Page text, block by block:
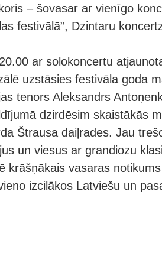
– šovasar ar vienīgo
festivālā”, Dzintaru
ar solokoncertu
uzstāsies festivāla goda
tenors Aleksandrs
dzirdēsim skaistākās
Štrausa daiļrades. Jau
un viesus ar grandiozu
krāšņākais vasaras
izcilākos Latviešu un